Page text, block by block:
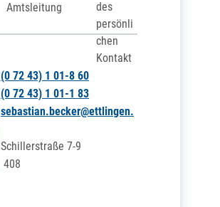
Amtsleitung
(0 72 43) 1 01-8 60
(0 72 43) 1 01-1 83
sebastian.becker@ettlingen.
Schillerstraße 7-9
408